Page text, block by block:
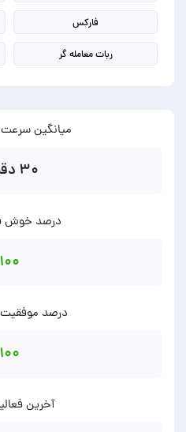
فارکس
ربات معامله گر
میانگین
۳۰ دقیقه
درصد خوش
۱۰۰
درصد موفقیت
۱۰۰
آخرین